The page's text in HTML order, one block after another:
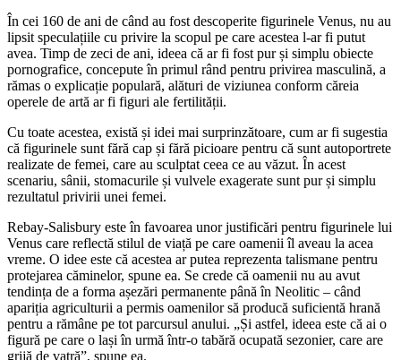
În cei 160 de ani de când au fost descoperite figurinele Venus, nu au
lipsit speculațiile cu privire la scopul pe care acestea l-ar fi putut
avea. Timp de zeci de ani, ideea că ar fi fost pur și simplu obiecte
pornografice, concepute în primul rând pentru privirea masculină, a
rămas o explicație populară, alături de viziunea conform căreia
operele de artă ar fi figuri ale fertilității.
Cu toate acestea, există și idei mai surprinzătoare, cum ar fi sugestia
că figurinele sunt fără cap și fără picioare pentru că sunt autoportrete
realizate de femei, care au sculptat ceea ce au văzut. În acest
scenariu, sânii, stomacurile și vulvele exagerate sunt pur și simplu
rezultatul privirii unei femei.
Rebay-Salisbury este în favoarea unor justificări pentru figurinele lui
Venus care reflectă stilul de viață pe care oamenii îl aveau la acea
vreme. O idee este că acestea ar putea reprezenta talismane pentru
protejarea căminelor, spune ea. Se crede că oamenii nu au avut
tendința de a forma așezări permanente până în Neolitic – când
apariția agriculturii a permis oamenilor să producă suficientă hrană
pentru a rămâne pe tot parcursul anului. „Și astfel, ideea este că ai o
figură pe care o lași în urmă într-o tabără ocupată sezonier, care are
grijă de vatră”, spune ea.